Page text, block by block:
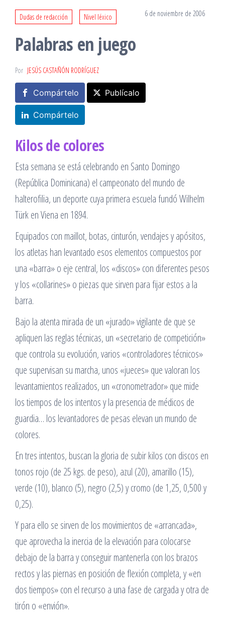
Dudas de redacción Nivel léxico 6 de noviembre de 2006
Palabras en juego
Por JESÚS CASTAÑÓN RODRÍGUEZ
Compártelo Publícalo
Compártelo
Kilos de colores
Esta semana se está celebrando en Santo Domingo
(República Dominicana) el campeonato del mundo de
halterofilia, un deporte cuya primera escuela fundó Wilhelm
Türk en Viena en 1894.
Equipados con maillot, botas, cinturón, vendajes y apósitos,
los atletas han levantado esos elementos compuestos por
una «barra» o eje central, los «discos» con diferentes pesos
y los «collarines» o piezas que sirven para fijar estos a la
barra.
Bajo la atenta mirada de un «jurado» vigilante de que se
apliquen las reglas técnicas, un «secretario de competición»
que controla su evolución, varios «controladores técnicos»
que supervisan su marcha, unos «jueces» que valoran los
levantamientos realizados, un «cronometrador» que mide
los tiempos de los intentos y la presencia de médicos de
guardia… los levantadores de pesas elevan un mundo de
colores.
En tres intentos, buscan la gloria de subir kilos con discos en
tonos rojo (de 25 kgs. de peso), azul (20), amarillo (15),
verde (10), blanco (5), negro (2,5) y cromo (de 1,25, 0,500 y
0,25).
Y para ello se sirven de los movimientos de «arrancada»,
que aprovecha la inercia de la elevación para colocarse
debajo de la barra y conseguir mantenerla con los brazos
rectos y las piernas en posición de flexión completa, y «en
dos tiempos» con el recurso a una fase de cargada y otra de
tirón o «envión».